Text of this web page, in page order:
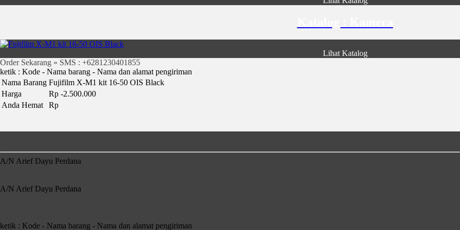
Lihat Katalog
Order Sekarang » SMS : +6281230401855
ketik : Kode - Nama barang - Nama dan alamat pengiriman
Nama Barang Fujifilm X-M1 kit 16-50 OIS Black
Harga
Rp -2.500.000
Anda Hemat
Rp
A/N Arief Dayu Perdana
A/N Arief Dayu Perdana
ketik : Kode - Nama barang - Nama dan alamat pengiriman